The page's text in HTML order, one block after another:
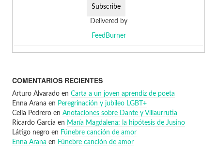
Delivered by
FeedBurner
COMENTARIOS RECIENTES
Arturo Alvarado en Carta a un joven aprendiz de poeta
Enna Arana en Peregrinación y jubileo LGBT+
Celia Pedrero en Anotaciones sobre Dante y Villaurrutia
Ricardo Garcia en María Magdalena: la hipótesis de Jusino
Látigo negro en Fúnebre canción de amor
Enna Arana en Fúnebre canción de amor